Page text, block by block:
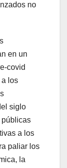
no
en un
covid
a los
siglo
públicas
a los
paliar los
la